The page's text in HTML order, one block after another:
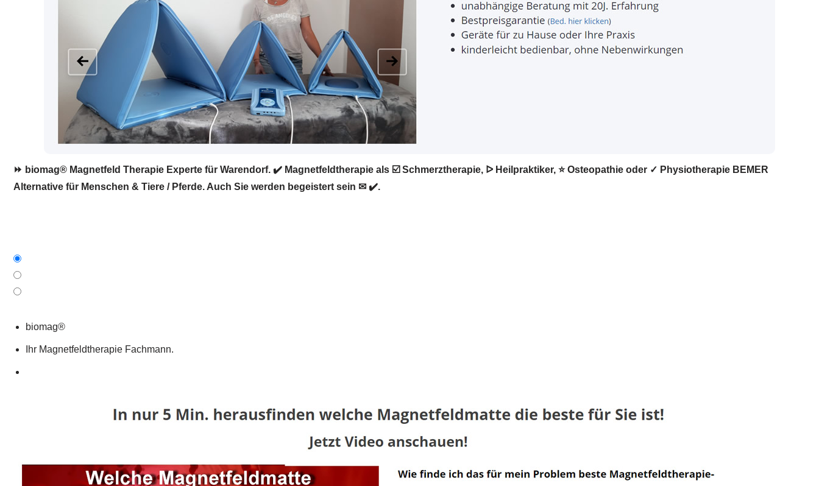
⏩ biomag® Magnetfeld Therapie Experte für Warendorf. ✔️ Magnetfeldtherapie als ☑️ Schmerztherapie, ᐅ Heilpraktiker, ⭐ Osteopathie oder ✓ Physiotherapie BEMER
Alternative für Menschen & Tiere / Pferde. Auch Sie werden begeistert sein ✉ ✔️.
biomag®
Ihr Magnetfeldtherapie Fachmann.